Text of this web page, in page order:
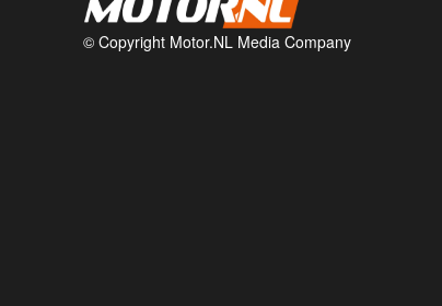
© Copyright Motor.NL Media Company